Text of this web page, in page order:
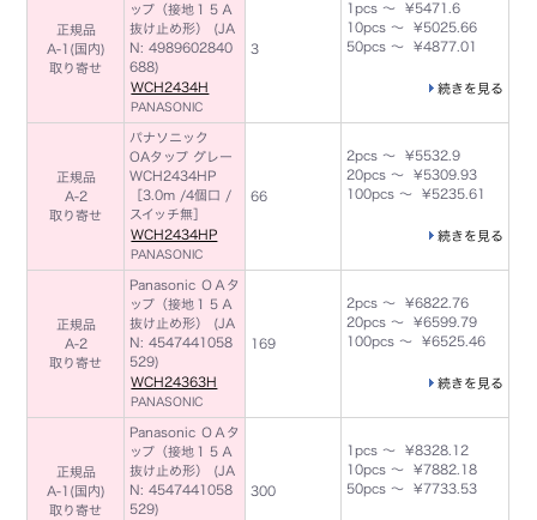
正規品
A-1(国内)
取り寄せ
ップ（接地１５Ａ
抜け止め形） (JA
N: 4989602840
688)
WCH2434H
PANASONIC
3
1pcs ～ ¥5471.6
10pcs ～ ¥5025.66
50pcs ～ ¥4877.01
続きを見る
正規品
A-2
取り寄せ
パナソニック
OAタップ グレー
WCH2434HP
［3.0m /4個口 /
スイッチ無］
WCH2434HP
PANASONIC
66
2pcs ～ ¥5532.9
20pcs ～ ¥5309.93
100pcs ～ ¥5235.61
続きを見る
正規品
A-2
取り寄せ
Panasonic ＯＡタ
ップ（接地１５Ａ
抜け止め形） (JA
N: 4547441058
529)
WCH24363H
PANASONIC
169
2pcs ～ ¥6822.76
20pcs ～ ¥6599.79
100pcs ～ ¥6525.46
続きを見る
正規品
A-1(国内)
取り寄せ
Panasonic ＯＡタ
ップ（接地１５Ａ
抜け止め形） (JA
N: 4547441058
529)
300
1pcs ～ ¥8328.12
10pcs ～ ¥7882.18
50pcs ～ ¥7733.53